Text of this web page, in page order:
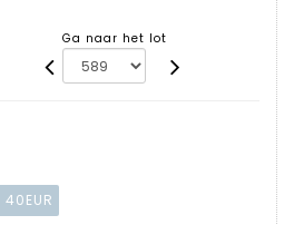
Ga naar het lot
40EUR